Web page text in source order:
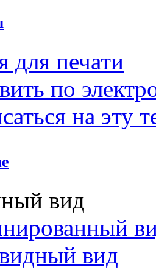
для печати
по
на эту
вид
вид